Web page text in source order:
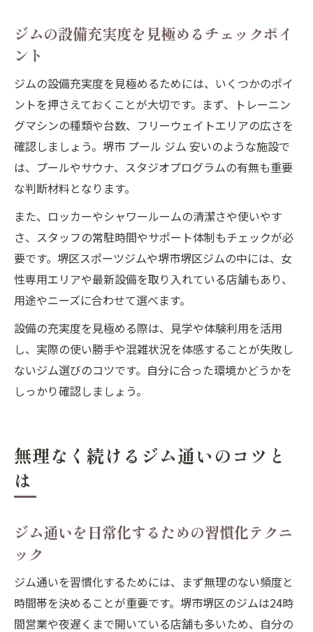
ジムの設備充実度を見極めるチェックポイ
ント
ジムの設備充実度を見極めるためには、いくつかのポイ
ントを押さえておくことが大切です。まず、トレーニン
グマシンの種類や台数、フリーウェイトエリアの広さを
確認しましょう。堺市 プール ジム 安いのような施設で
は、プールやサウナ、スタジオプログラムの有無も重要
な判断材料となります。
また、ロッカーやシャワールームの清潔さや使いやす
さ、スタッフの常駐時間やサポート体制もチェックが必
要です。堺区スポーツジムや堺市堺区ジムの中には、女
性専用エリアや最新設備を取り入れている店舗もあり、
用途やニーズに合わせて選べます。
設備の充実度を見極める際は、見学や体験利用を活用
し、実際の使い勝手や混雑状況を体感することが失敗し
ないジム選びのコツです。自分に合った環境かどうかを
しっかり確認しましょう。
無理なく続けるジム通いのコツと
は
ジム通いを日常化するための習慣化テクニ
ック
ジム通いを習慣化するためには、まず無理のない頻度と
時間帯を決めることが重要です。堺市堺区のジムは24時
間営業や夜遅くまで開いている店舗も多いため、自分の